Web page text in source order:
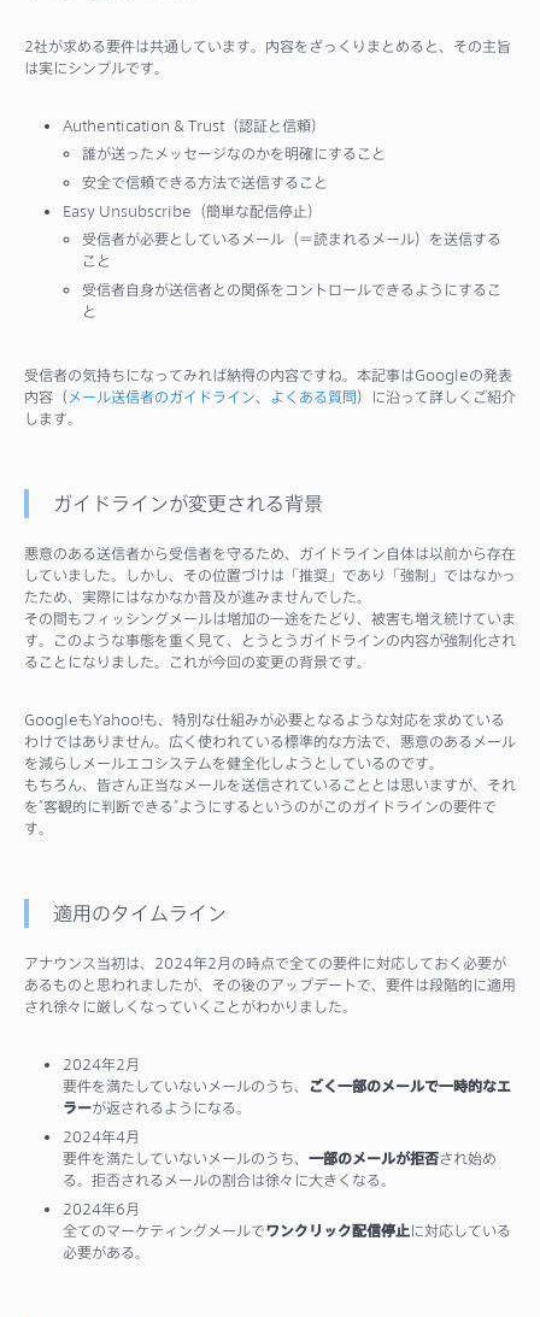
2社が求める要件は共通しています。内容をざっくりまとめると、その主旨
は実にシンプルです。
Authentication & Trust（認証と信頼）
誰が送ったメッセージなのかを明確にすること
安全で信頼できる方法で送信すること
Easy Unsubscribe（簡単な配信停止）
受信者が必要としているメール（＝読まれるメール）を送信する
こと
受信者自身が送信者との関係をコントロールできるようにするこ
と
受信者の気持ちになってみれば納得の内容ですね。本記事はGoogleの発表
内容（メール送信者のガイドライン、 よくある質問）に沿って詳しくご紹介
します。
ガイドラインが変更される背景
悪意のある送信者から受信者を守るため、ガイドライン自体は以前から存在
していました。しかし、その位置づけは「推奨」であり「強制」ではなかっ
たため、実際にはなかなか普及が進みませんでした。
その間もフィッシングメールは増加の一途をたどり、被害も増え続けていま
す。このような事態を重く見て、とうとうガイドラインの内容が強制化され
ることになりました。これが今回の変更の背景です。
GoogleもYahoo!も、特別な仕組みが必要となるような対応を求めている
わけではありません。広く使われている標準的な方法で、悪意のあるメール
を減らしメールエコシステムを健全化しようとしているのです。
もちろん、皆さん正当なメールを送信されていることとは思いますが、それ
を”客観的に判断できる”ようにするというのがこのガイドラインの要件で
す。
適用のタイムライン
アナウンス当初は、2024年2月の時点で全ての要件に対応しておく必要が
あるものと思われましたが、その後のアップデートで、要件は段階的に適用
され徐々に厳しくなっていくことがわかりました。
2024年2月
要件を満たしていないメールのうち、
ごく一部のメールで一時的なエ
ラーが返されるようになる。
2024年4月
要件を満たしていないメールのうち、 一部のメールが拒否され始め
る。拒否されるメールの割合は徐々に大きくなる。
2024年6月
全てのマーケティングメールでワンクリック配信停止に対応している
必要がある。